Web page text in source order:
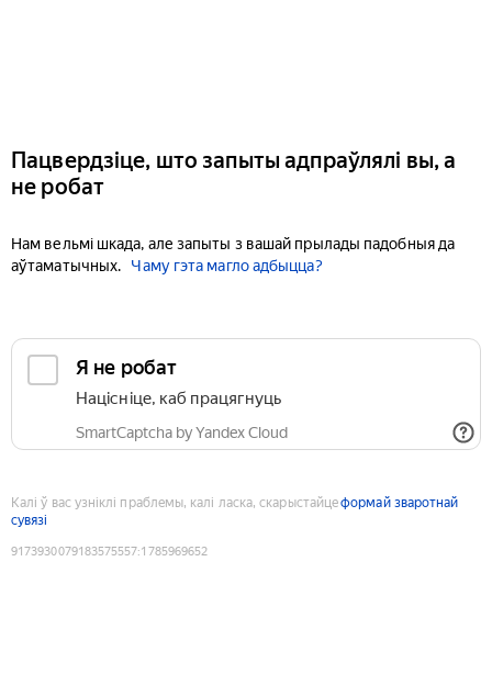
Пацвердзіце, што запыты адпраўлялі вы, а
не робат
Нам вельмі шкада, але запыты з вашай прылады падобныя да
аўтаматычных.
Чаму гэта магло адбыцца?
Я не робат
Націсніце, каб працягнуць
SmartCaptcha by Yandex Cloud
Калі ў вас узніклі праблемы, калі ласка, скарыстайцеформай зваротнай
сувязі
9173930079183575557:1785969652